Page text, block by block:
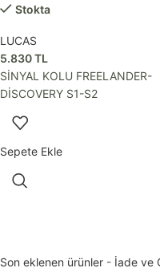
Stokta
LUCAS
5.830TL
SİNYAL KOLU FREELANDER-
DİSCOVERY S1-S2
Sepete Ekle
Son eklenen ürünler - İade ve